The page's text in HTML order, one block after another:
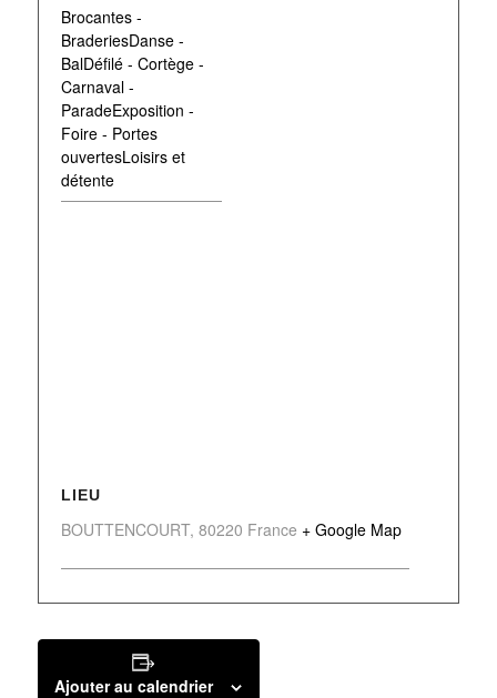
Brocantes -
BraderiesDanse -
BalDéfilé - Cortège -
Carnaval -
ParadeExposition -
Foire - Portes
ouvertesLoisirs et
détente
LIEU
BOUTTENCOURT, 80220 France + Google Map
Ajouter au calendrier